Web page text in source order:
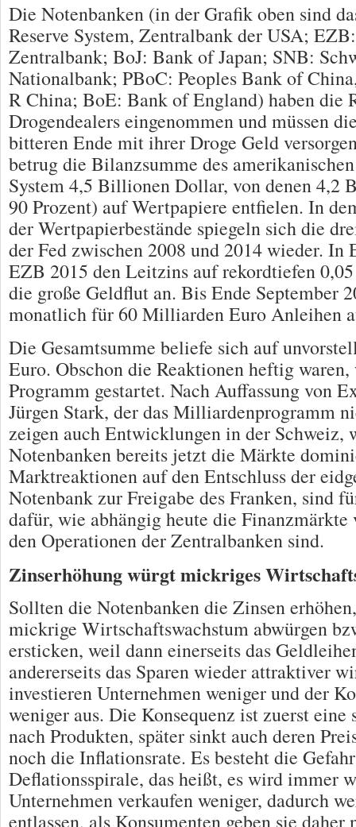
Die Notenbanken (in der Grafik oben sind
Reserve System, Zentralbank der USA;
Zentralbank; BoJ: Bank of Japan; SNB:
Nationalbank; PBoC: Peoples Bank of
R China; BoE: Bank of England) haben die
Drogendealers eingenommen und müssen
bitteren Ende mit ihrer Droge Geld
betrug die Bilanzsumme des
System 4,5 Billionen Dollar, von denen 4,2
90 Prozent) auf Wertpapiere entfielen. In
der Wertpapierbestände spiegeln sich die
der Fed zwischen 2008 und 2014 wieder. In
EZB 2015 den Leitzins auf rekordtiefen
die große Geldflut an. Bis Ende September
monatlich für 60 Milliarden Euro Anleihen
Die Gesamtsumme beliefe sich auf
Euro. Obschon die Reaktionen heftig waren,
Programm gestartet. Nach Auffassung von
Jürgen Stark, der das Milliardenprogramm
zeigen auch Entwicklungen in der Schweiz,
Notenbanken bereits jetzt die Märkte
Marktreaktionen auf den Entschluss der
Notenbank zur Freigabe des Franken, sind
dafür, wie abhängig heute die Finanzmärkte
den Operationen der Zentralbanken sind.
Zinserhöhung würgt mickriges
Sollten die Notenbanken die Zinsen
mickrige Wirtschaftswachstum abwürgen
ersticken, weil dann einerseits das
andererseits das Sparen wieder attraktiver
investieren Unternehmen weniger und der
weniger aus. Die Konsequenz ist zuerst eine
nach Produkten, später sinkt auch deren
noch die Inflationsrate. Es besteht die
Deflationsspirale, das heißt, es wird immer
Unternehmen verkaufen weniger, dadurch
entlassen, als Konsumenten geben sie daher